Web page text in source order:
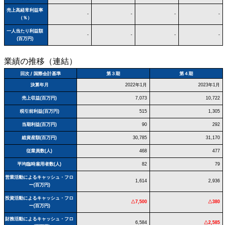
売上高経常利益率
（％）
- - - -
一人当たり利益額
(百万円)
- - - -
業績の推移（連結）
回次 / 国際会計基準 第３期 第４期
決算年月 2022年1月 2023年1月
売上収益(百万円) 7,073 10,722
税引前利益(百万円) 515 1,305
当期利益(百万円) 90 292
総資産額(百万円) 30,785 31,170
従業員数(人) 468 477
平均臨時雇用者数(人) 82 79
営業活動によるキャッシュ・フロ
ー(百万円)
1,614 2,936
投資活動によるキャッシュ・フロ
ー(百万円)
△7,500 △380
財務活動によるキャッシュ・フロ
6,584 △2,585